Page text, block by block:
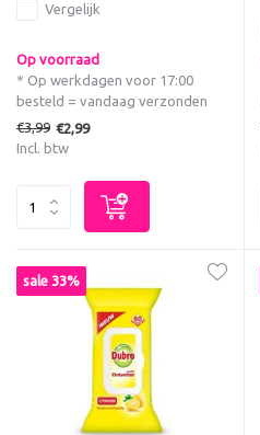
Vergelijk
Op voorraad
* Op werkdagen voor 17:00
besteld = vandaag verzonden
€3,99 €2,99
Incl. btw
sale 33%